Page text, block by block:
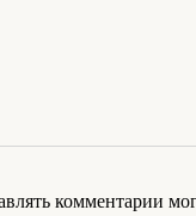
комментарии